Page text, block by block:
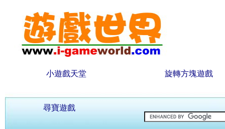
小遊戲天堂 旋轉方塊遊戲
尋寶遊戲